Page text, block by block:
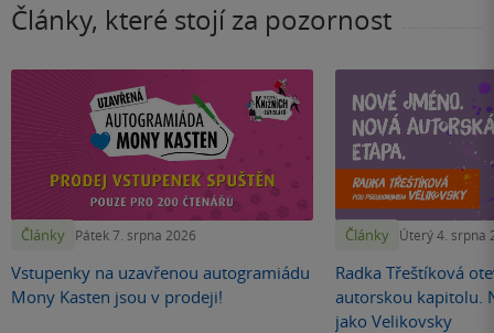
Články, které stojí za pozornost
Články Pátek 7. srpna 2026
Vstupenky na uzavřenou autogramiádu
Mony Kasten jsou v prodeji!
Články Úterý 4. srpna
Radka Třeštíková
autorskou kapitolu.
jako Velikovsky